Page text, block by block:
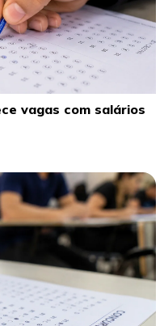
vagas com salários